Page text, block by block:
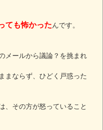
ても怖かったんです。
メールから議論？を挑まれ
まならず、ひどく戸惑った
、その方が怒っていること